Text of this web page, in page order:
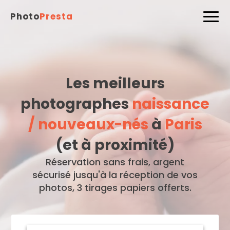
PhotoPresta
Les meilleurs
photographesnaissance
/ nouveaux-nés àParis
(et à proximité)
Réservation sans frais, argent
sécurisé jusqu'à la réception de vos
photos, 3 tirages papiers offerts.